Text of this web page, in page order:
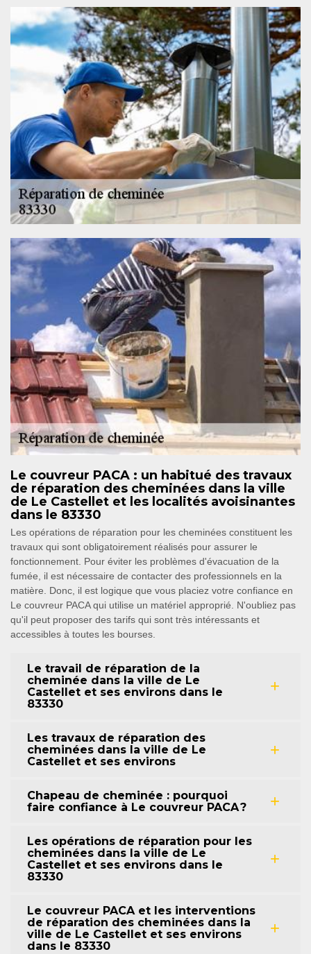
Le couvreur PACA : un habitué des travaux
de réparation des cheminées dans la ville
de Le Castellet et les localités avoisinantes
dans le 83330
Les opérations de réparation pour les cheminées constituent les
travaux qui sont obligatoirement réalisés pour assurer le
fonctionnement. Pour éviter les problèmes d'évacuation de la
fumée, il est nécessaire de contacter des professionnels en la
matière. Donc, il est logique que vous placiez votre confiance en
Le couvreur PACA qui utilise un matériel approprié. N'oubliez pas
qu'il peut proposer des tarifs qui sont très intéressants et
accessibles à toutes les bourses.
Le travail de réparation de la
cheminée dans la ville de Le
Castellet et ses environs dans le
83330
Les travaux de réparation des
cheminées dans la ville de Le
Castellet et ses environs
Chapeau de cheminée : pourquoi
faire confiance à Le couvreur PACA ?
Les opérations de réparation pour les
cheminées dans la ville de Le
Castellet et ses environs dans le
83330
Le couvreur PACA et les interventions
de réparation des cheminées dans la
ville de Le Castellet et ses environs
dans le 83330